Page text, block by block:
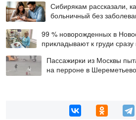
Сибирякам рассказали,
больничный без
99 % новорожденных в
прикладывают к груди
Пассажирки из Москвы
на перроне в Шереметьево